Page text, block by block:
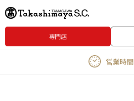
専門店
営業時間